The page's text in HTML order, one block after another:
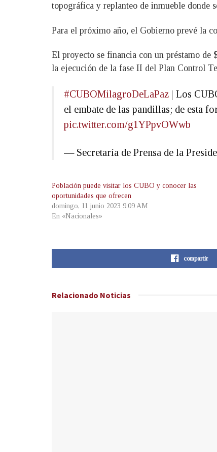
topográfica y replanteo de inmueble donde
Para el próximo año, el Gobierno prevé la
El proyecto se financia con un préstamo
la ejecución de la fase II del Plan Control
#CUBOMilagroDeLaPaz | Los
el embate de las pandillas; de esta
pic.twitter.com/g1YPpvOWwb
— Secretaría de Prensa de la
Población puede visitar los CUBO y conocer las
oportunidades que ofrecen
domingo, 11 junio 2023 9:09 AM
En «Nacionales»
compartir
Relacionado Noticias